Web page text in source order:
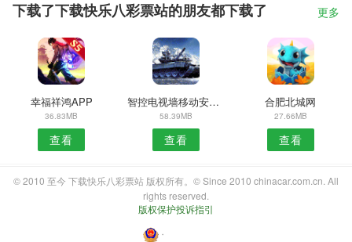
下载了下载快乐八彩票站的朋友都下载了 更多
幸福祥鸿APP
36.83MB
查看
智控电视墙移动安卓版
58.39MB
查看
合肥北城网
27.66MB
查看
© 2010 至今 下载快乐八彩票站 版权所有。© Since 2010 chinacar.com.cn. All
rights reserved.
版权保护投诉指引
・